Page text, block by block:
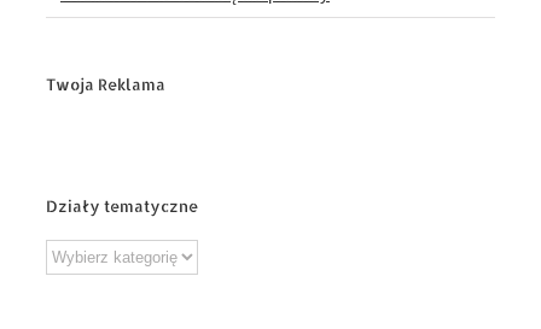
Twoja Reklama
Działy tematyczne
Działy
tematyczne